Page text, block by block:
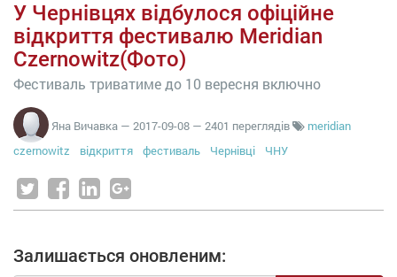
У Чернівцях відбулося офіційне
відкриття фестивалю Meridian
Czernowitz(Фото)
Фестиваль триватиме до 10 вересня включно
Яна Вичавка — 2017-09-08 — 2401 переглядів
meridian
czernowitz
відкриття фестиваль Чернівці ЧНУ
Залишається оновленим: